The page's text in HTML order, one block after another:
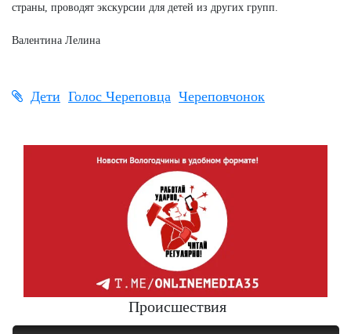
страны, проводят экскурсии для детей из других групп.
Валентина Лелина
Дети Голос Череповца Череповчонок
Происшествия